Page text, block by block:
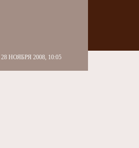
28 НОЯБРЯ 2008, 10:05